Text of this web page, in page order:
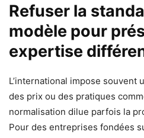
Refuser la
modèle pour
expertise
L’international impose souvent
des prix ou des pratiques
normalisation dilue parfois la
Pour des entreprises fondées